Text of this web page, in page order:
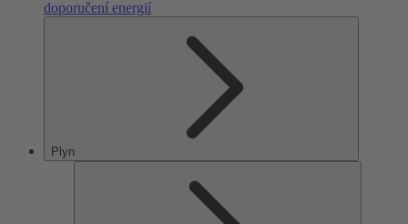
doporučení energií
Plyn